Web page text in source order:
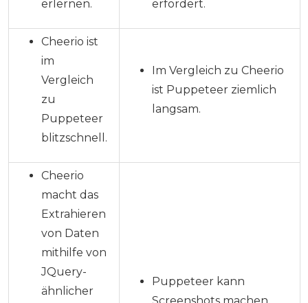
erlernen. erfordert.
Cheerio ist
im
Vergleich
zu
Puppeteer
blitzschnell.
Im Vergleich zu Cheerio
ist Puppeteer ziemlich
langsam.
Cheerio
macht das
Extrahieren
von Daten
mithilfe von
JQuery-
ähnlicher
Puppeteer kann